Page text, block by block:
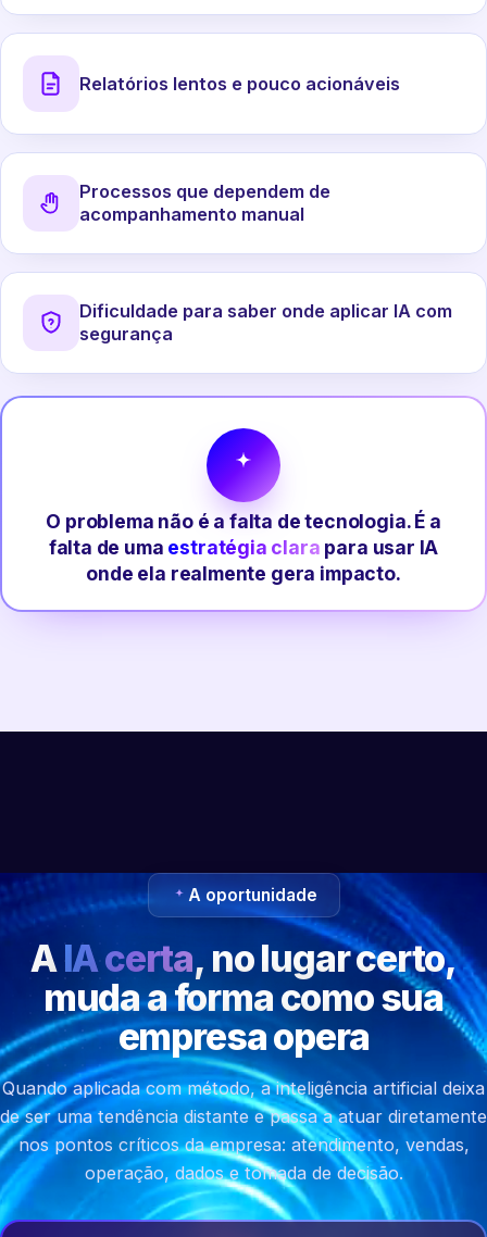
Relatórios lentos e pouco acionáveis
Processos que dependem de
acompanhamento manual
Dificuldade para saber onde aplicar IA com
segurança
O problema não é a falta de tecnologia. É a
falta de uma estratégia clara para usar IA
onde ela realmente gera impacto.
A oportunidade
AIA certa, no lugar certo,
muda a forma como sua
empresa opera
Quando aplicada com método, a inteligência artificial deixa
de ser uma tendência distante e passa a atuar diretamente
nos pontos críticos da empresa: atendimento, vendas,
operação, dados e tomada de decisão.